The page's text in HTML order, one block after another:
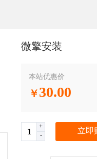
微擎安装
本站优惠价
￥30.00
+
-
立即